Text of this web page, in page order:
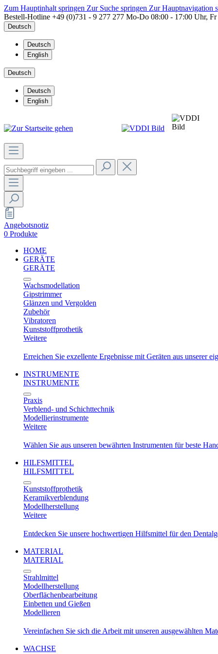
Zum Hauptinhalt springen Zur Suche springen Zur Hauptnavigation
Bestell-Hotline +49 (0)731 - 9 277 277 Mo-Do 08:00 - 17:00 Uhr,
Deutsch
Deutsch
English
Deutsch
Deutsch
English
Angebotsnotiz
0 Produkte
HOME
GERÄTE
GERÄTE
Wachsmodellation
Gipstrimmer
Glänzen und Vergolden
Zubehör
Vibratoren
Kunststoffprothetik
Weitere
Erreichen Sie exzellente Ergebnisse mit Geräten aus unserer
INSTRUMENTE
INSTRUMENTE
Praxis
Verblend- und Schichttechnik
Modellierinstrumente
Weitere
Wählen Sie aus unseren bewährten Instrumenten für beste
HILFSMITTEL
HILFSMITTEL
Kunststoffprothetik
Keramikverblendung
Modellherstellung
Weitere
Entdecken Sie unsere hochwertigen Hilfsmittel für den
MATERIAL
MATERIAL
Strahlmittel
Modellherstellung
Oberflächenbearbeitung
Einbetten und Gießen
Modellieren
Vereinfachen Sie sich die Arbeit mit unseren ausgewählten
WACHSE